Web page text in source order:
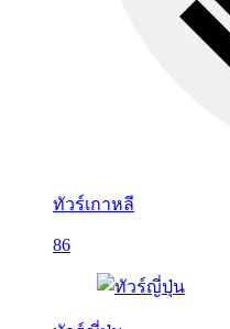
ทัวร์เกาหลี
86